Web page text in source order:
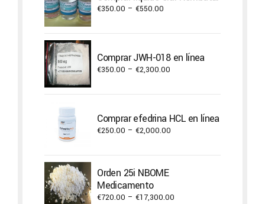
€350.00 – €550.00
€550.00
Comprar JWH-018 en línea
€350.00 – €2,300.00
€2,300.00
Comprar efedrina HCL en línea
€250.00 – €2,000.00
Orden 25i NBOME
Medicamento
€720.00 – €17,300.00